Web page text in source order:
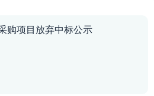
购项目放弃中标公示